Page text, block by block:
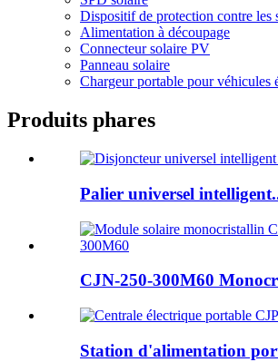
Dispositif de protection contre les
Alimentation à découpage
Connecteur solaire PV
Panneau solaire
Chargeur portable pour véhicules
Produits phares
Palier universel
CJN-250-300M60
Station d'alimentation